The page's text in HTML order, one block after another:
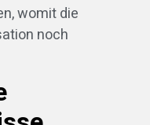
womit die
noch